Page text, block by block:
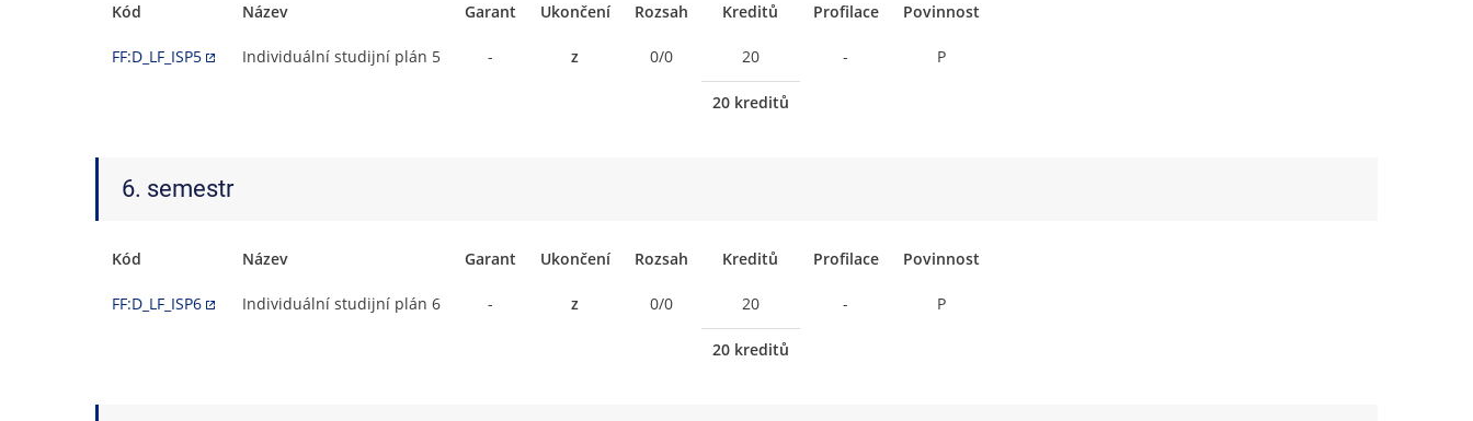
Kód Název Garant Ukončení Rozsah Kreditů Profilace Povinnost
FF:D_LF_ISP5 Individuální studijní plán 5 - z 0/0 20 - P
20 kreditů
6. semestr
Kód Název Garant Ukončení Rozsah Kreditů Profilace Povinnost
FF:D_LF_ISP6 Individuální studijní plán 6 - z 0/0 20 - P
20 kreditů